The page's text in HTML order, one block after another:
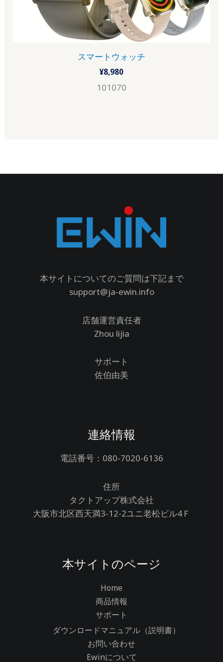
スマートウォッチ
¥8,980
101070
本サイトについてのご質問は下記まで
support@ja-ewin.info
店舗運営責任者
Zhou lijia
サポート
佐伯由美
連絡情報
電話番号：080-7020-6136
住所
タクトアップ株式会社
大阪市北区西天満3-12-2ユニ老松ビル4Ｆ
本サイトのページ
Home
商品情報
サポート
ダウンロードマニュアル（説明書）
お問い合わせ
Ewinについて